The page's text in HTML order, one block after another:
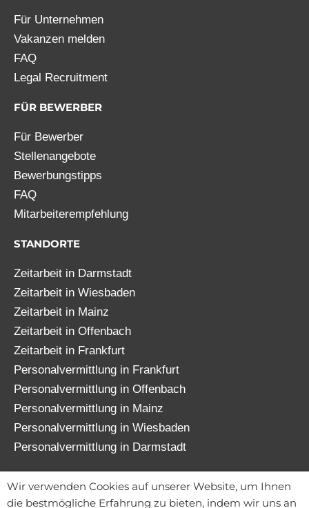
Für Unternehmen
Vakanzen melden
FAQ
Legal Recruitment
FÜR BEWERBER
Für Bewerber
Stellenangebote
Bewerbungstipps
FAQ
Mitarbeiterempfehlung
STANDORTE
Zeitarbeit in Darmstadt
Zeitarbeit in Wiesbaden
Zeitarbeit in Mainz
Zeitarbeit in Offenbach
Zeitarbeit in Frankfurt
Personalvermittlung in Frankfurt
Personalvermittlung in Offenbach
Personalvermittlung in Mainz
Personalvermittlung in Wiesbaden
Personalvermittlung in Darmstadt
© 2026 TATENWERK FRANKFURT GmbH
Wir verwenden Cookies auf unserer Website, um Ihnen
die bestmögliche Erfahrung zu bieten, indem wir uns an